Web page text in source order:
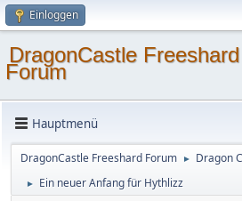
Einloggen
DragonCastle Freeshard
Forum
Hauptmenü
DragonCastle Freeshard Forum ► Dragon
► Ein neuer Anfang für Hythlizz